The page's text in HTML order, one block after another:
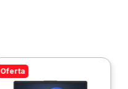
Oferta